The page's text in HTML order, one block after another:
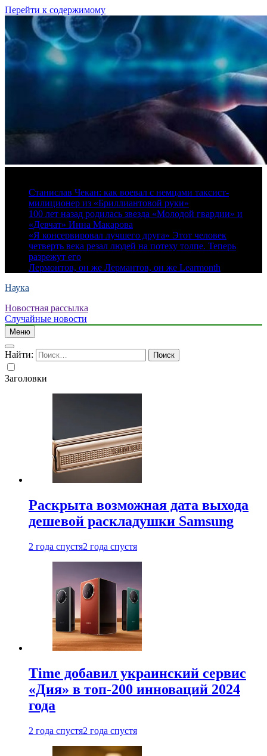
Перейти к содержимому
Станислав Чекан: как воевал с немцами таксист-
милиционер из «Бриллиантовой руки»
100 лет назад родилась звезда «Молодой гвардии» и
«Девчат» Инна Макарова
«Я консервировал лучшего друга» Этот человек
четверть века резал людей на потеху толпе. Теперь
разрежут его
Лермонтов, он же Лермантов, он же Learmonth
Наука
Новостная рассылка
Случайные новости
Меню
Найти:
Заголовки
Раскрыта возможная дата выхода
дешевой раскладушки Samsung
2 года спустя2 года спустя
Time добавил украинский сервис
«Дия» в топ-200 инноваций 2024
года
2 года спустя2 года спустя